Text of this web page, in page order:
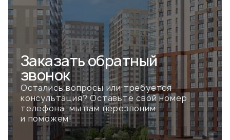
Заказатьобратный
звонок
Остались вопросы или требуется
консультация? Оставьте свой номер
телефона, мы вам перезвоним
и поможем!